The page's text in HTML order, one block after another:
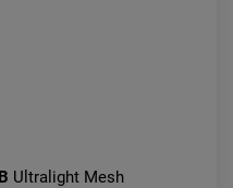
Ultralight Mesh